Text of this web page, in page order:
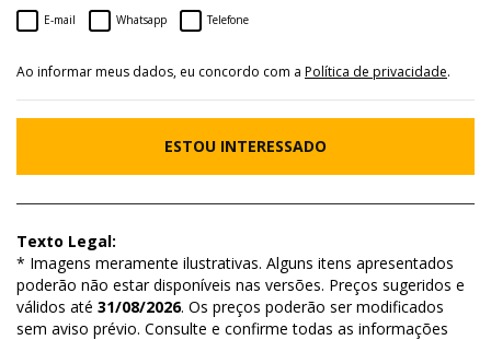
E-mail Whatsapp Telefone
Ao informar meus dados, eu concordo com a Política de privacidade.
ESTOU INTERESSADO
Texto Legal:
* Imagens meramente ilustrativas. Alguns itens apresentados
poderão não estar disponíveis nas versões. Preços sugeridos e
válidos até 31/08/2026. Os preços poderão ser modificados
sem aviso prévio. Consulte e confirme todas as informações